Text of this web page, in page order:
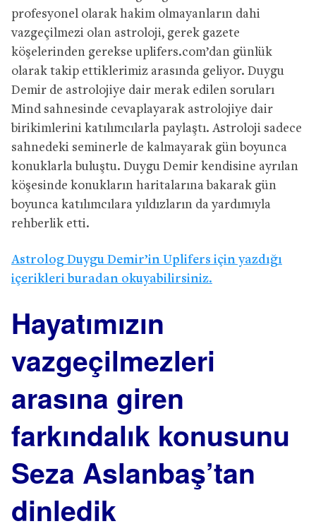
profesyonel olarak hakim olmayanların dahi
vazgeçilmezi olan astroloji, gerek gazete
köşelerinden gerekse uplifers.com’dan günlük
olarak takip ettiklerimiz arasında geliyor. Duygu
Demir de astrolojiye dair merak edilen soruları
Mind sahnesinde cevaplayarak astrolojiye dair
birikimlerini katılımcılarla paylaştı. Astroloji sadece
sahnedeki seminerle de kalmayarak gün boyunca
konuklarla buluştu. Duygu Demir kendisine ayrılan
köşesinde konukların haritalarına bakarak gün
boyunca katılımcılara yıldızların da yardımıyla
rehberlik etti.
Astrolog Duygu Demir’in Uplifers için yazdığı
içerikleri buradan okuyabilirsiniz.
Hayatımızın
vazgeçilmezleri
arasına giren
farkındalık konusunu
Seza Aslanbaş’tan
dinledik